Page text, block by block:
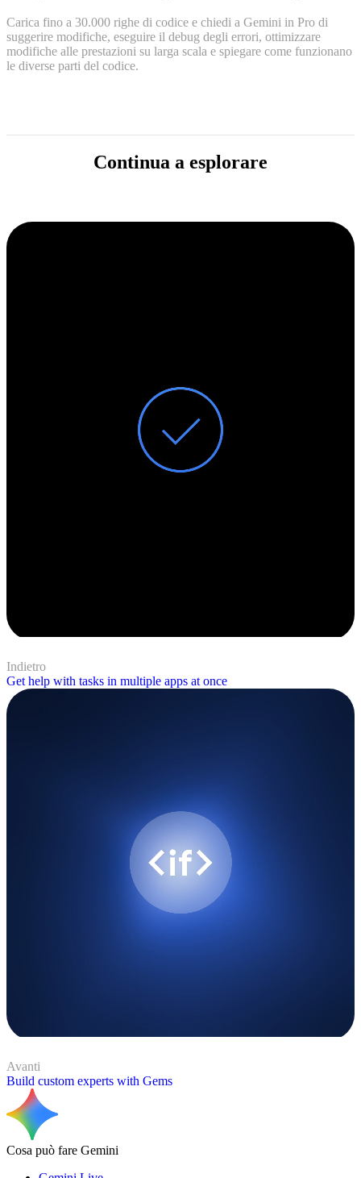
Carica fino a 30.000 righe di codice e chiedi a Gemini in Pro di
suggerire modifiche, eseguire il debug degli errori, ottimizzare
modifiche alle prestazioni su larga scala e spiegare come funzionano
le diverse parti del codice.
Continua a esplorare
Indietro
Get help with tasks in multiple apps at once
Avanti
Build custom experts with Gems
Cosa può fare Gemini